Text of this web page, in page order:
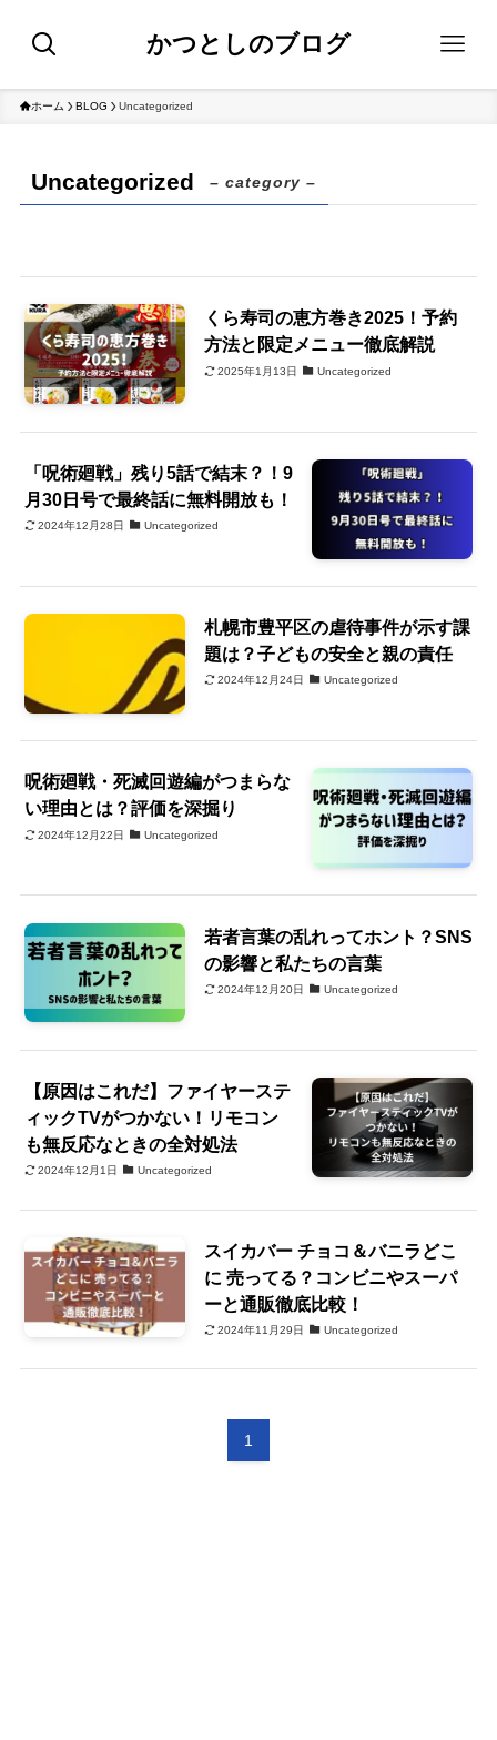
かつとしのブログ
ホーム BLOG Uncategorized
Uncategorized – category –
くら寿司の恵方巻き2025！予約
方法と限定メニュー徹底解説
2025年1月13日 Uncategorized
「呪術廻戦」残り5話で結末？！9
月30日号で最終話に無料開放も！
2024年12月28日 Uncategorized
札幌市豊平区の虐待事件が示す課
題は？子どもの安全と親の責任
2024年12月24日 Uncategorized
呪術廻戦・死滅回遊編がつまらな
い理由とは？評価を深掘り
2024年12月22日 Uncategorized
若者言葉の乱れってホント？SNS
の影響と私たちの言葉
2024年12月20日 Uncategorized
【原因はこれだ】ファイヤーステ
ィックTVがつかない！リモコン
も無反応なときの全対処法
2024年12月1日 Uncategorized
スイカバー チョコ＆バニラどこ
に 売ってる？コンビニやスーパ
ーと通販徹底比較！
2024年11月29日 Uncategorized
1